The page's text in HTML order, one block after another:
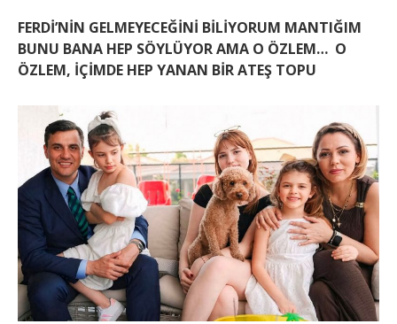
FERDİ’NİN GELMEYECEĞİNİ BİLİYORUM MANTIĞIM
BUNU BANA HEP SÖYLÜYOR AMA O ÖZLEM… O
ÖZLEM, İÇİMDE HEP YANAN BİR ATEŞ TOPU